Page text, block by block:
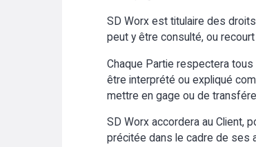
SD Worx est titulaire des
peut y être consulté, ou
Chaque Partie respectera
être interprété ou expliqué
mettre en gage ou de
SD Worx accordera au Client,
précitée dans le cadre de ses